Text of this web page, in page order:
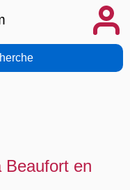
Beaufort en